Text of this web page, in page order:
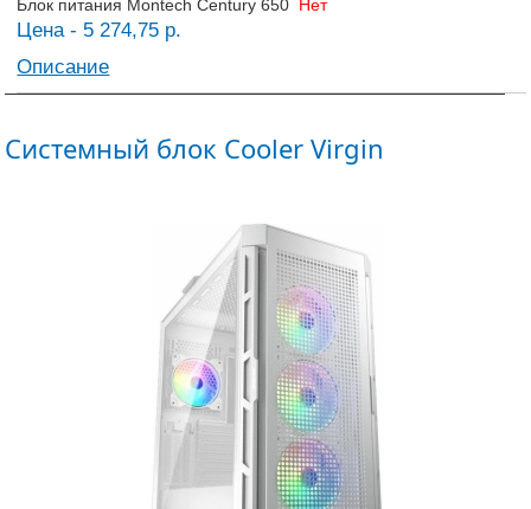
Блок питания Montech Century 650 Нет
Цена - 5 274,75 р.
Описание
Системный блок Cooler Virgin